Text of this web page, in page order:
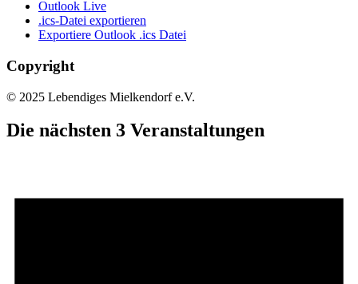
Outlook Live
.ics-Datei exportieren
Exportiere Outlook .ics Datei
Copyright
© 2025 Lebendiges Mielkendorf e.V.
Die nächsten 3 Veranstaltungen